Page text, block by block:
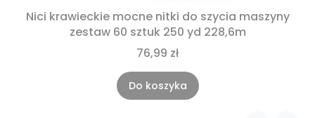
Nici krawieckie mocne nitki do szycia maszyny
zestaw 60 sztuk 250 yd 228,6m
76,99 zł
Do koszyka